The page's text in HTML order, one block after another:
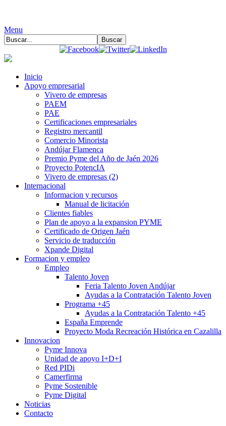
Menu
Inicio
Apoyo empresarial
Vivero de empresas
PAEM
PAE
Certificaciones empresariales
Registro mercantil
Comercio Minorista
Andújar Flamenca
Premio Pyme del Año de Jaén 2026
Proyecto PotencIA
Vivero de empresas (2)
Internacional
Informacion y recursos
Manual de licitación
Clientes fiables
Plan de apoyo a la expansion PYME
Certificado de Origen Jaén
Servicio de traducción
Xpande Digital
Formacion y empleo
Empleo
Talento Joven
Feria Talento Joven Andújar
Ayudas a la Contratación Talento Joven
Programa +45
Ayudas a la Contratación Talento +45
España Emprende
Proyecto Moda Recreación Histórica en Cazalilla
Innovacion
Pyme Innova
Unidad de apoyo I+D+I
Red PIDi
Camerfirma
Pyme Sostenible
Pyme Digital
Noticias
Contacto